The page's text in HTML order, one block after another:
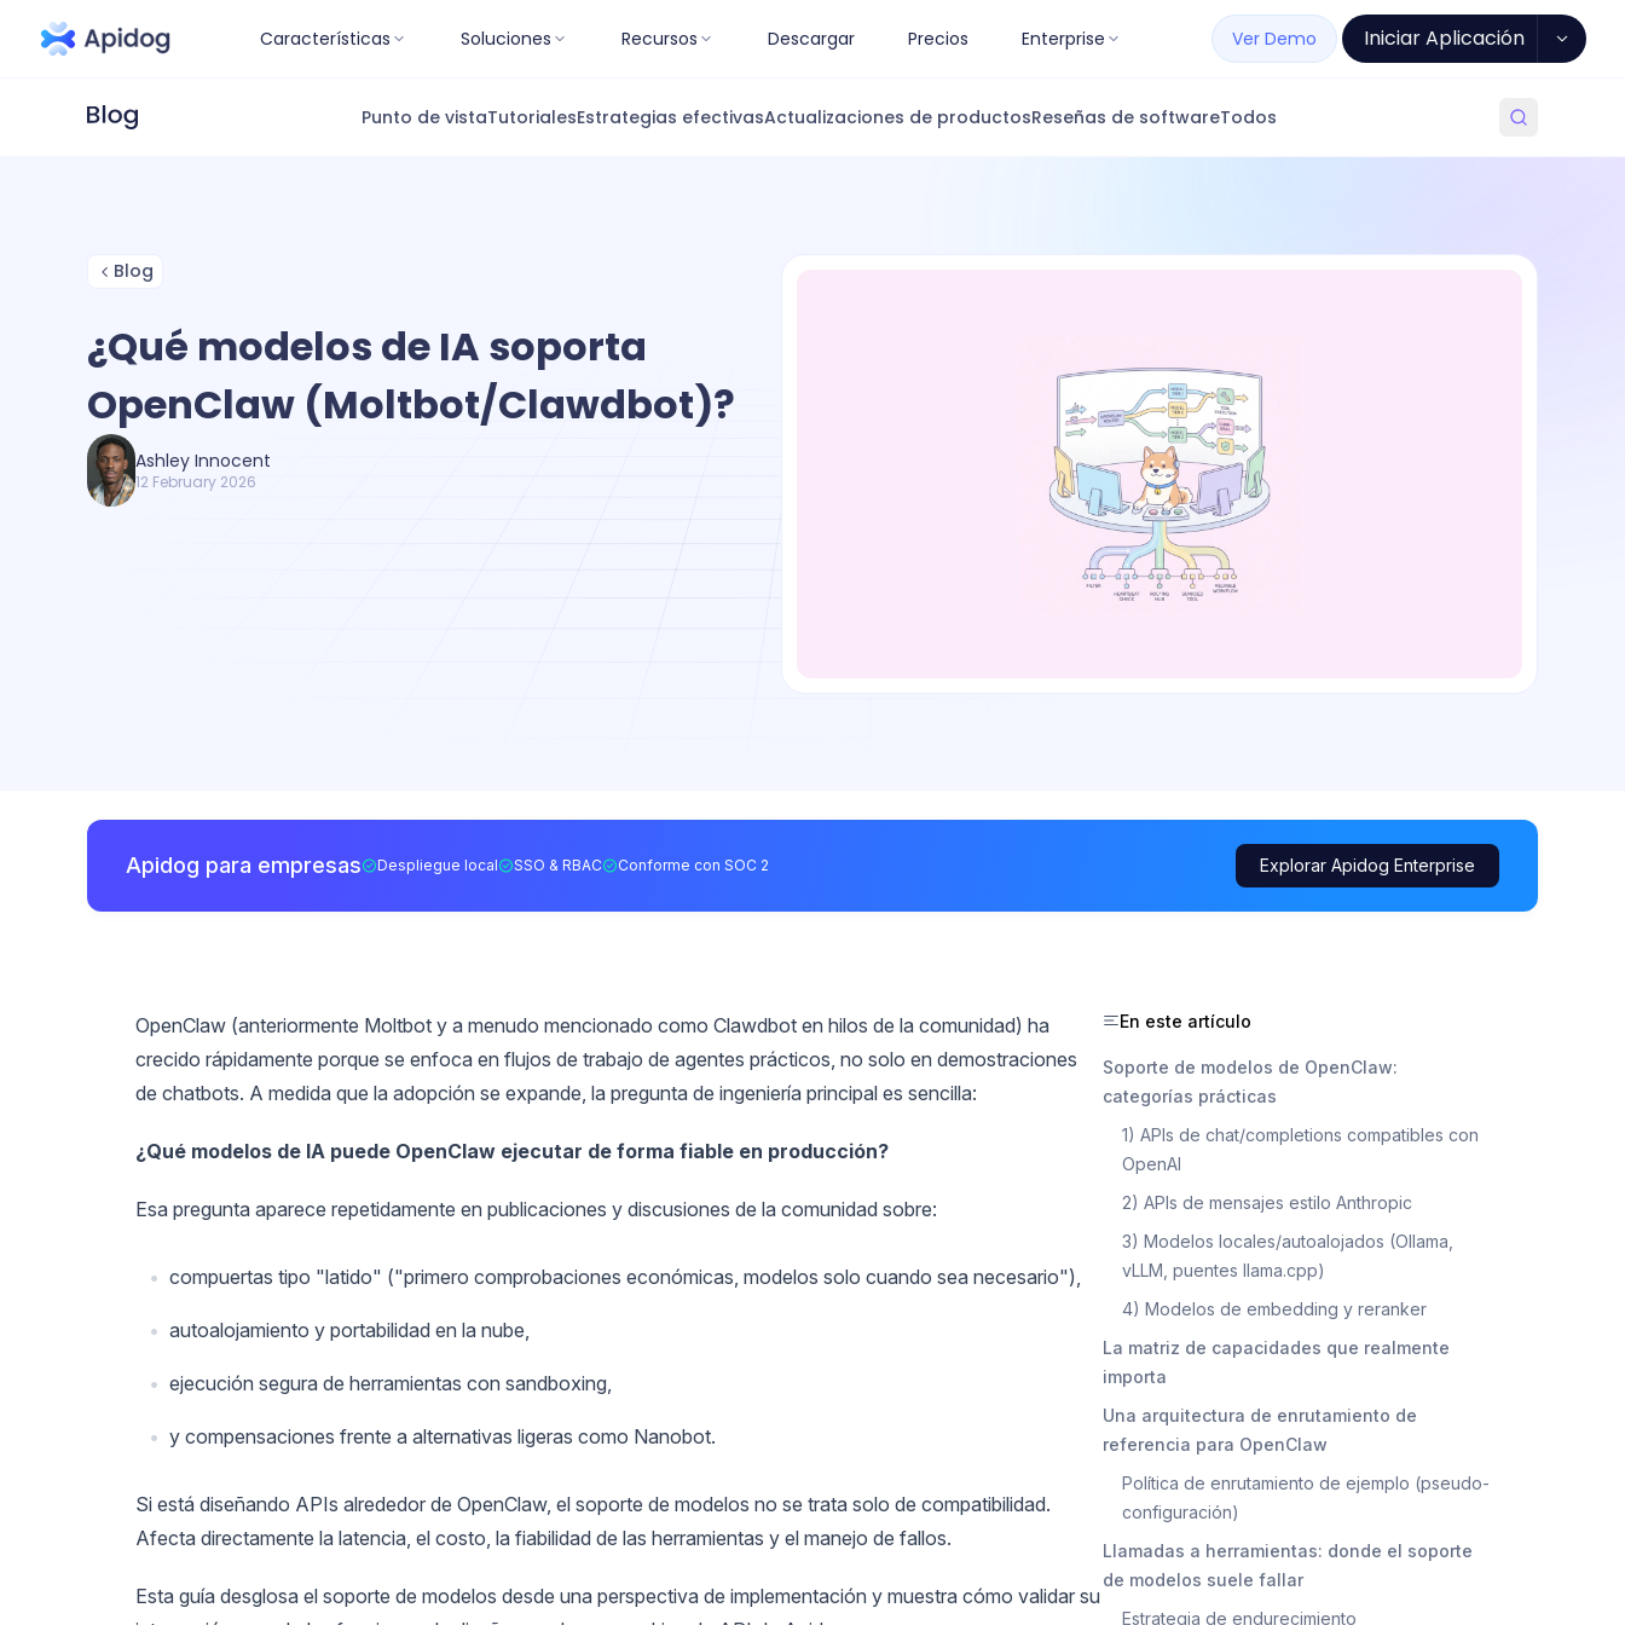
Características Soluciones Recursos Descargar Precios Enterprise Ver Demo Iniciar Aplicación
Punto de vistaTutorialesEstrategias efectivasActualizaciones de productosReseñas de softwareTodos
Blog
¿Qué modelos de IA soporta
OpenClaw (Moltbot/Clawdbot)?
Ashley Innocent
12 February 2026
Apidog para empresas Despliegue local SSO & RBAC Conforme con SOC 2 Explorar Apidog Enterprise
OpenClaw (anteriormente Moltbot y a menudo mencionado como Clawdbot en hilos de la comunidad) ha
crecido rápidamente porque se enfoca en flujos de trabajo de agentes prácticos, no solo en demostraciones
de chatbots. A medida que la adopción se expande, la pregunta de ingeniería principal es sencilla:
¿Qué modelos de IA puede OpenClaw ejecutar de forma fiable en producción?
Esa pregunta aparece repetidamente en publicaciones y discusiones de la comunidad sobre:
compuertas tipo "latido" ("primero comprobaciones económicas, modelos solo cuando sea necesario"),
autoalojamiento y portabilidad en la nube,
ejecución segura de herramientas con sandboxing,
y compensaciones frente a alternativas ligeras como Nanobot.
Si está diseñando APIs alrededor de OpenClaw, el soporte de modelos no se trata solo de compatibilidad.
Afecta directamente la latencia, el costo, la fiabilidad de las herramientas y el manejo de fallos.
Esta guía desglosa el soporte de modelos desde una perspectiva de implementación y muestra cómo validar su
En este artículo
Soporte de modelos de OpenClaw:
categorías prácticas
1) APIs de chat/completions compatibles con
OpenAI
2) APIs de mensajes estilo Anthropic
3) Modelos locales/autoalojados (Ollama,
vLLM, puentes llama.cpp)
4) Modelos de embedding y reranker
La matriz de capacidades que realmente
importa
Una arquitectura de enrutamiento de
referencia para OpenClaw
Política de enrutamiento de ejemplo (pseudo-
configuración)
Llamadas a herramientas: donde el soporte
de modelos suele fallar
Estrategia de endurecimiento